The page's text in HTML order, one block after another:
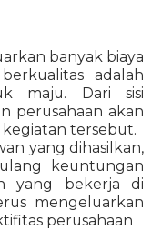
banyak biaya
adalah
maju. Dari sisi
perusahaan akan
tersebut.
yang dihasilkan,
keuntungan
yang bekerja di
mengeluarkan
perusahaan